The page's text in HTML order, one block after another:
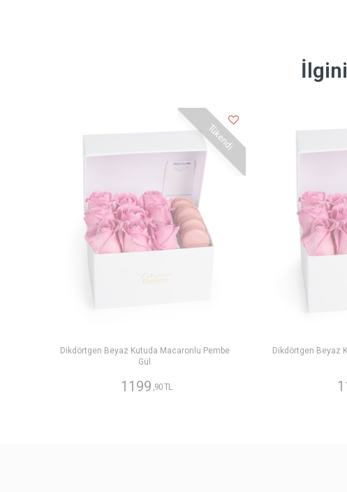
Tükendi
Dikdörtgen Beyaz Kutuda Macaronlu Pembe
Gül
1199 ,90 TL
Dikdörtgen Beyaz